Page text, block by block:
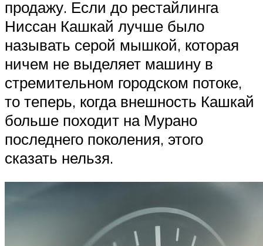
продажу. Если до рестайлинга
Ниссан Кашкай лучше было
называть серой мышкой, которая
ничем не выделяет машину в
стремительном городском потоке,
то теперь, когда внешность Кашкай
больше походит на Мурано
последнего поколения, этого
сказать нельзя.